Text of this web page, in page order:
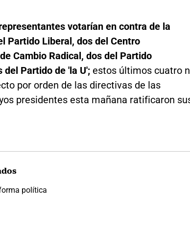
votarían en contra de la
Partido Liberal, dos del Centro
Cambio Radical, dos del Partido
del Partido de 'la U'; estos últimos cuatro
por orden de las directivas de las
presidentes esta mañana ratificaron
política